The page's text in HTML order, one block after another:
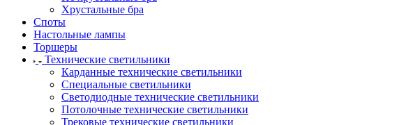
Хрустальные бра
Споты
Настольные лампы
Торшеры
Технические светильники
Карданные технические светильники
Специальные светильники
Светодиодные технические светильники
Потолочные технические светильники
Трековые технические светильники